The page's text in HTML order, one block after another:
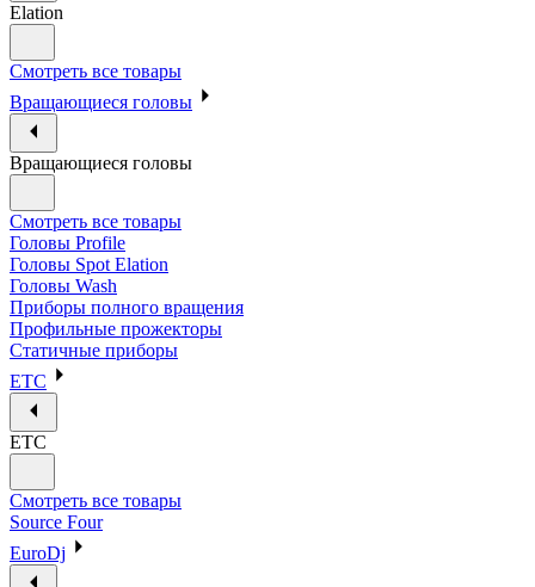
Elation
Смотреть все товары
Вращающиеся головы
Вращающиеся головы
Смотреть все товары
Головы Profile
Головы Spot Elation
Головы Wash
Приборы полного вращения
Профильные прожекторы
Статичные приборы
ETC
ETC
Смотреть все товары
Source Four
EuroDj